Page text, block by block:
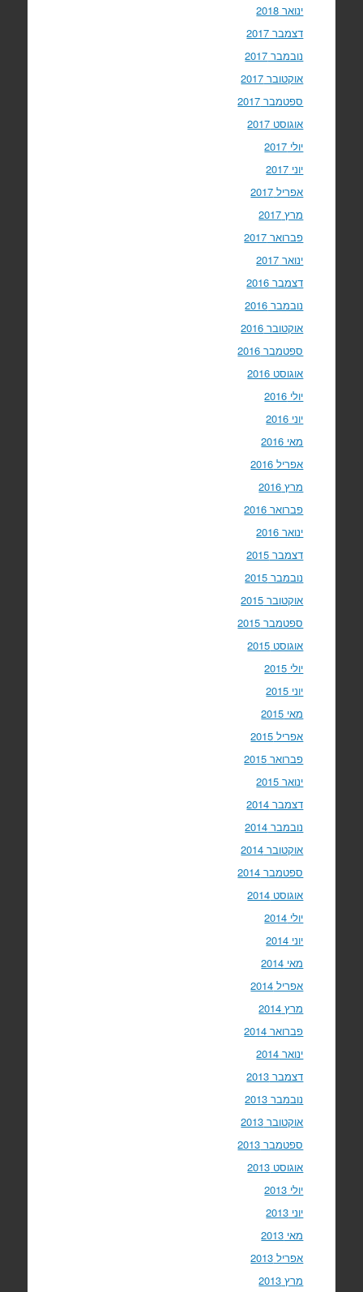
ינואר 2018
דצמבר 2017
נובמבר 2017
אוקטובר 2017
ספטמבר 2017
אוגוסט 2017
יולי 2017
יוני 2017
אפריל 2017
מרץ 2017
פברואר 2017
ינואר 2017
דצמבר 2016
נובמבר 2016
אוקטובר 2016
ספטמבר 2016
אוגוסט 2016
יולי 2016
יוני 2016
מאי 2016
אפריל 2016
מרץ 2016
פברואר 2016
ינואר 2016
דצמבר 2015
נובמבר 2015
אוקטובר 2015
ספטמבר 2015
אוגוסט 2015
יולי 2015
יוני 2015
מאי 2015
אפריל 2015
פברואר 2015
ינואר 2015
דצמבר 2014
נובמבר 2014
אוקטובר 2014
ספטמבר 2014
אוגוסט 2014
יולי 2014
יוני 2014
מאי 2014
אפריל 2014
מרץ 2014
פברואר 2014
ינואר 2014
דצמבר 2013
נובמבר 2013
אוקטובר 2013
ספטמבר 2013
אוגוסט 2013
יולי 2013
יוני 2013
מאי 2013
אפריל 2013
מרץ 2013